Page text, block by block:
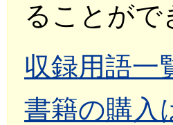
ることがで
収録用語一
書籍の購入